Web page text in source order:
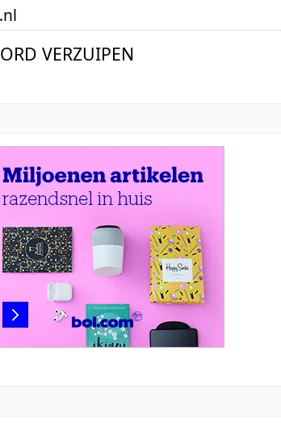
.nl
VERZUIPEN